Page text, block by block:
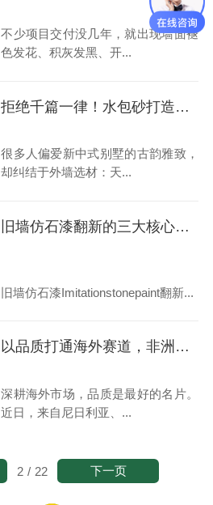
不少项目交付没几年，就出现墙面褪
色发花、积灰发黑、开...
拒绝千篇一律！水包砂打造满分新中式宅院
很多人偏爱新中式别墅的古韵雅致，
却纠结于外墙选材：天...
旧墙仿石漆翻新的三大核心避坑要点
旧墙仿石漆Imitationstonepaint翻新...
以品质打通海外赛道，非洲多国客户到访立镁家涂料
深耕海外市场，品质是最好的名片。
近日，来自尼日利亚、...
2 / 22 下一页